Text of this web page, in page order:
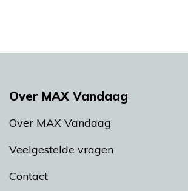
Over MAX Vandaag
Over MAX Vandaag
Veelgestelde vragen
Contact